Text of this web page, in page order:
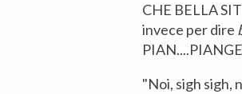
CHE BELLA
invece per dire
"Noi, sigh sigh,